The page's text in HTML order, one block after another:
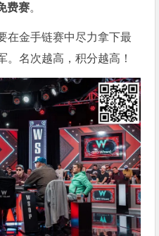
费赛。
在金手链赛中尽力拿下最
。名次越高，积分越高！